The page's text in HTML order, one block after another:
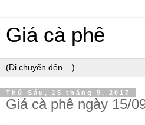
Giá cà phê
Thứ Sáu, 15 tháng 9, 2017
Giá cà phê ngày 15/